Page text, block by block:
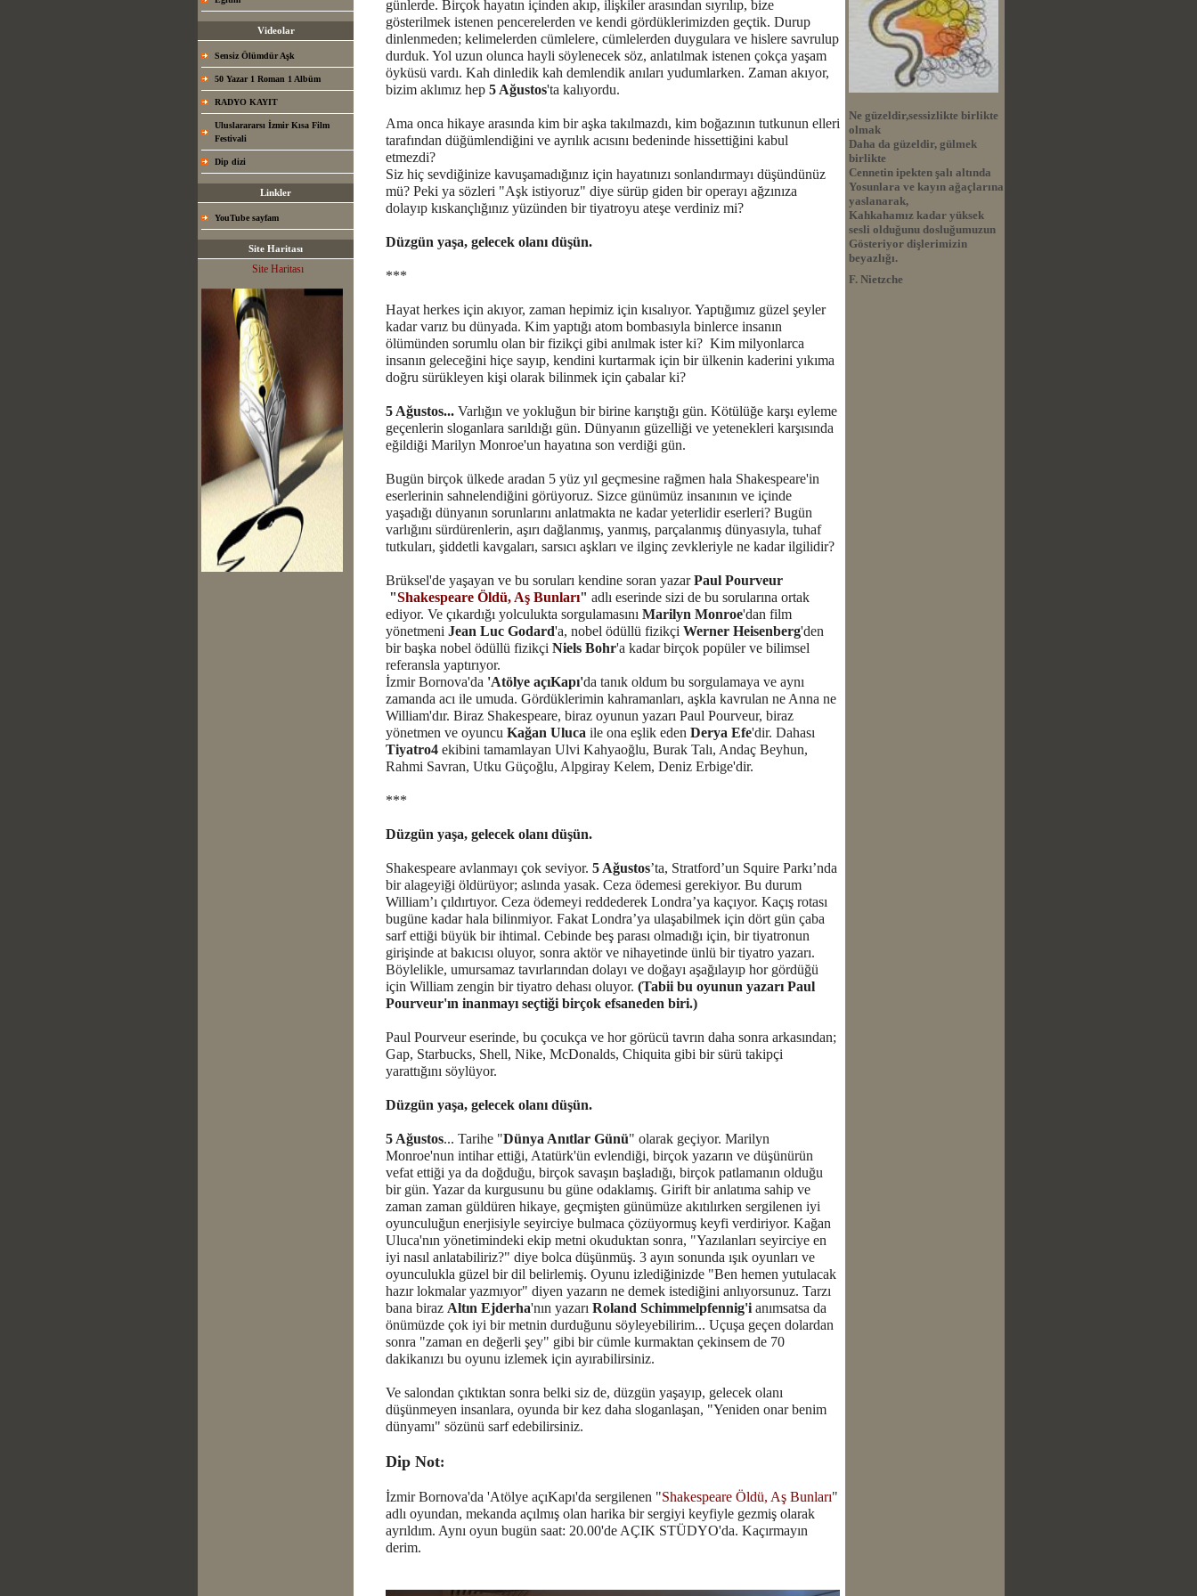
Videolar
Sensiz Ölümdür Aşk
50 Yazar 1 Roman 1 Albüm
RADYO KAYIT
Uluslarararsı İzmir Kısa Film
Festivali
Dip dizi
Linkler
YouTube sayfam
Site Haritası
Site Haritası
günlerde. Birçok hayatın içinden akıp, ilişkiler arasından sıyrılıp, bize
gösterilmek istenen pencerelerden ve kendi gördüklerimizden geçtik. Durup
dinlenmeden; kelimelerden cümlelere, cümlelerden duygulara ve hislere savrulup
durduk. Yol uzun olunca hayli söylenecek söz, anlatılmak istenen çokça yaşam
öyküsü vardı. Kah dinledik kah demlendik anıları yudumlarken. Zaman akıyor,
bizim aklımız hep 5 Ağustos'ta kalıyordu.
Ama onca hikaye arasında kim bir aşka takılmazdı, kim boğazının tutkunun elleri
tarafından düğümlendiğini ve ayrılık acısını bedeninde hissettiğini kabul
etmezdi?
Siz hiç sevdiğinize kavuşamadığınız için hayatınızı sonlandırmayı düşündünüz
mü? Peki ya sözleri "Aşk istiyoruz" diye sürüp giden bir operayı ağzınıza
dolayıp kıskançlığınız yüzünden bir tiyatroyu ateşe verdiniz mi?
Düzgün yaşa, gelecek olanı düşün.
***
Hayat herkes için akıyor, zaman hepimiz için kısalıyor. Yaptığımız güzel şeyler
kadar varız bu dünyada. Kim yaptığı atom bombasıyla binlerce insanın
ölümünden sorumlu olan bir fizikçi gibi anılmak ister ki? Kim milyonlarca
insanın geleceğini hiçe sayıp, kendini kurtarmak için bir ülkenin kaderini yıkıma
doğru sürükleyen kişi olarak bilinmek için çabalar ki?
5 Ağustos... Varlığın ve yokluğun bir birine karıştığı gün. Kötülüğe karşı eyleme
geçenlerin sloganlara sarıldığı gün. Dünyanın güzelliği ve yetenekleri karşısında
eğildiği Marilyn Monroe'un hayatına son verdiği gün.
Bugün birçok ülkede aradan 5 yüz yıl geçmesine rağmen hala Shakespeare'in
eserlerinin sahnelendiğini görüyoruz. Sizce günümüz insanının ve içinde
yaşadığı dünyanın sorunlarını anlatmakta ne kadar yeterlidir eserleri? Bugün
varlığını sürdürenlerin, aşırı dağlanmış, yanmış, parçalanmış dünyasıyla, tuhaf
tutkuları, şiddetli kavgaları, sarsıcı aşkları ve ilginç zevkleriyle ne kadar ilgilidir?
Brüksel'de yaşayan ve bu soruları kendine soran yazarPaul Pourveur
"Shakespeare Öldü, Aş Bunları" adlı eserinde sizi de bu sorularına ortak
ediyor. Ve çıkardığı yolculukta sorgulamasını Marilyn Monroe'dan film
yönetmeni Jean Luc Godard'a, nobel ödüllü fizikçi Werner Heisenberg'den
bir başka nobel ödüllü fizikçi Niels Bohr'a kadar birçok popüler ve bilimsel
referansla yaptırıyor.
İzmir Bornova'da 'Atölye açıKapı'da tanık oldum bu sorgulamaya ve aynı
zamanda acı ile umuda. Gördüklerimin kahramanları, aşkla kavrulan ne Anna ne
William'dır. Biraz Shakespeare, biraz oyunun yazarı Paul Pourveur, biraz
yönetmen ve oyuncu Kağan Uluca ile ona eşlik eden Derya Efe'dir. Dahası
Tiyatro4 ekibini tamamlayan Ulvi Kahyaoğlu, Burak Talı, Andaç Beyhun,
Rahmi Savran, Utku Güçoğlu, Alpgiray Kelem, Deniz Erbige'dir.
***
Düzgün yaşa, gelecek olanı düşün.
Shakespeare avlanmayı çok seviyor. 5 Ağustos’ta, Stratford’un Squire Parkı’nda
bir alageyiği öldürüyor; aslında yasak. Ceza ödemesi gerekiyor. Bu durum
William’ı çıldırtıyor. Ceza ödemeyi reddederek Londra’ya kaçıyor. Kaçış rotası
bugüne kadar hala bilinmiyor. Fakat Londra’ya ulaşabilmek için dört gün çaba
sarf ettiği büyük bir ihtimal. Cebinde beş parası olmadığı için, bir tiyatronun
girişinde at bakıcısı oluyor, sonra aktör ve nihayetinde ünlü bir tiyatro yazarı.
Böylelikle, umursamaz tavırlarından dolayı ve doğayı aşağılayıp hor gördüğü
için William zengin bir tiyatro dehası oluyor. (Tabii bu oyunun yazarı Paul
Pourveur'ın inanmayı seçtiği birçok efsaneden biri.)
Paul Pourveur eserinde, bu çocukça ve hor görücü tavrın daha sonra arkasından;
Gap, Starbucks, Shell, Nike, McDonalds, Chiquita gibi bir sürü takipçi
yarattığını söylüyor.
Düzgün yaşa, gelecek olanı düşün.
5 Ağustos... Tarihe "Dünya Anıtlar Günü" olarak geçiyor. Marilyn
Monroe'nun intihar ettiği, Atatürk'ün evlendiği, birçok yazarın ve düşünürün
vefat ettiği ya da doğduğu, birçok savaşın başladığı, birçok patlamanın olduğu
bir gün. Yazar da kurgusunu bu güne odaklamış. Girift bir anlatıma sahip ve
zaman zaman güldüren hikaye, geçmişten günümüze akıtılırken sergilenen iyi
oyunculuğun enerjisiyle seyirciye bulmaca çözüyormuş keyfi verdiriyor. Kağan
Uluca'nın yönetimindeki ekip metni okuduktan sonra, "Yazılanları seyirciye en
iyi nasıl anlatabiliriz?" diye bolca düşünmüş. 3 ayın sonunda ışık oyunları ve
oyunculukla güzel bir dil belirlemiş. Oyunu izlediğinizde "Ben hemen yutulacak
hazır lokmalar yazmıyor" diyen yazarın ne demek istediğini anlıyorsunuz. Tarzı
bana biraz Altın Ejderha'nın yazarı Roland Schimmelpfennig'i anımsatsa da
önümüzde çok iyi bir metnin durduğunu söyleyebilirim... Uçuşa geçen dolardan
sonra "zaman en değerli şey" gibi bir cümle kurmaktan çekinsem de 70
dakikanızı bu oyunu izlemek için ayırabilirsiniz.
Ve salondan çıktıktan sonra belki siz de, düzgün yaşayıp, gelecek olanı
düşünmeyen insanlara, oyunda bir kez daha sloganlaşan, "Yeniden onar benim
dünyamı" sözünü sarf edebilirsiniz.
Dip Not:
İzmir Bornova'da 'Atölye açıKapı'da sergilenen "Shakespeare Öldü, Aş Bunları"
adlı oyundan, mekanda açılmış olan harika bir sergiyi keyfiyle gezmiş olarak
ayrıldım. Aynı oyun bugün saat: 20.00'de AÇIK STÜDYO'da. Kaçırmayın
derim.
Ne güzeldir,sessizlikte birlikte
olmak
Daha da güzeldir, gülmek
birlikte
Cennetin ipekten şalı altında
Yosunlara ve kayın ağaçlarına
yaslanarak,
Kahkahamız kadar yüksek
sesli olduğunu dosluğumuzun
Gösteriyor dişlerimizin
beyazlığı.
F. Nietzche